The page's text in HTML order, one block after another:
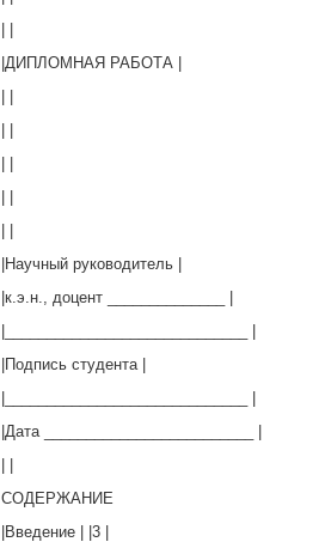
|ДИПЛОМНАЯ РАБОТА |
|Научный руководитель |
|к.э.н., доцент ______________ |
|Подпись студента |
|Дата _________________________ |
СОДЕРЖАНИЕ
|Введение | |3 |